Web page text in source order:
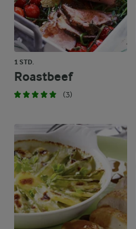
1 STD.
Roastbeef
(3)